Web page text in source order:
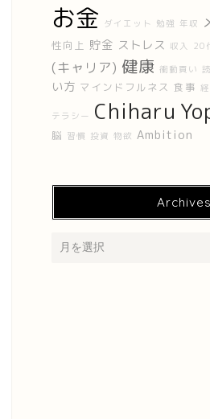
お金 ダイエット 勉強 年収
性向上 貯金 ストレス 収入 20
(キャリア) 健康 衝動買い
い方 マインドフルネス 食事
テラシー Chiharu
脳 習慣 投資 物欲 Ambition
Archives